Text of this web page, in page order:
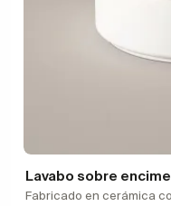
Lavabo sobre
Fabricado en cerámica